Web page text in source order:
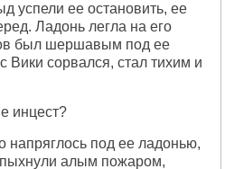
успели ее остановить, ее
Ладонь легла на его
был шершавым под ее
Вики сорвался, стал тихим и
инцест?
напряглось под ее ладонью,
алым пожаром,